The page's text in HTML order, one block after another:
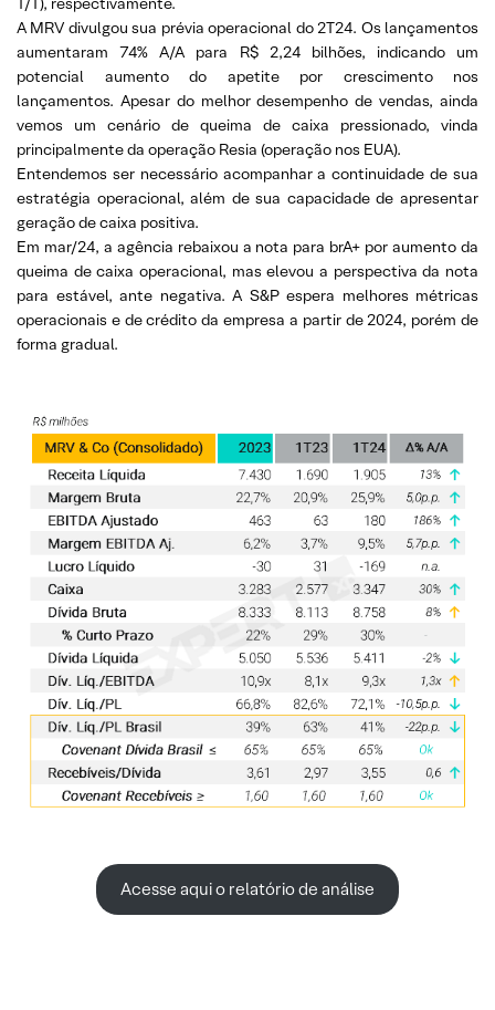
A MRV divulgou sua prévia operacional do 2T24. Os lançamentos
aumentaram 74% A/A para R$ 2,24 bilhões, indicando um
potencial aumento do apetite por crescimento nos
lançamentos. Apesar do melhor desempenho de vendas, ainda
vemos um cenário de queima de caixa pressionado, vinda
principalmente da operação Resia (operação nos EUA).
Entendemos ser necessário acompanhar a continuidade de sua
estratégia operacional, além de sua capacidade de apresentar
geração de caixa positiva.
Em mar/24, a agência rebaixou a nota para brA+ por aumento da
queima de caixa operacional, mas elevou a perspectiva da nota
para estável, ante negativa. A S&P espera melhores métricas
operacionais e de crédito da empresa a partir de 2024, porém de
forma gradual.
Acesse aqui o relatório de análise